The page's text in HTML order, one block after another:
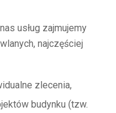
usług zajmujemy
najczęściej
zlecenia,
budynku (tzw.